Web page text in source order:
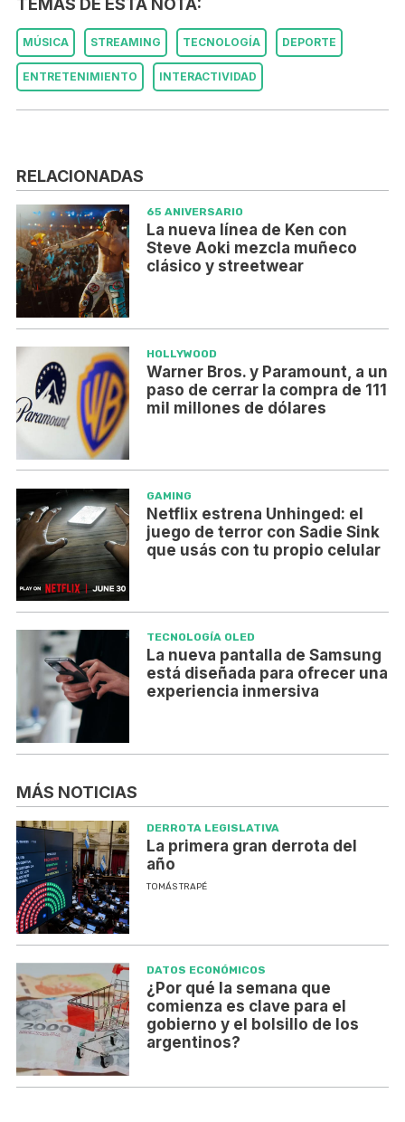
TEMAS DE ESTA NOTA:
MÚSICA STREAMING TECNOLOGÍA DEPORTE
ENTRETENIMIENTO INTERACTIVIDAD
RELACIONADAS
65 ANIVERSARIO
La nueva línea de Ken con
Steve Aoki mezcla muñeco
clásico y streetwear
HOLLYWOOD
Warner Bros. y Paramount, a un
paso de cerrar la compra de 111
mil millones de dólares
GAMING
Netflix estrena Unhinged: el
juego de terror con Sadie Sink
que usás con tu propio celular
TECNOLOGÍA OLED
La nueva pantalla de Samsung
está diseñada para ofrecer una
experiencia inmersiva
MÁS NOTICIAS
DERROTA LEGISLATIVA
La primera gran derrota del
año
TOMÁS TRAPÉ
DATOS ECONÓMICOS
¿Por qué la semana que
comienza es clave para el
gobierno y el bolsillo de los
argentinos?